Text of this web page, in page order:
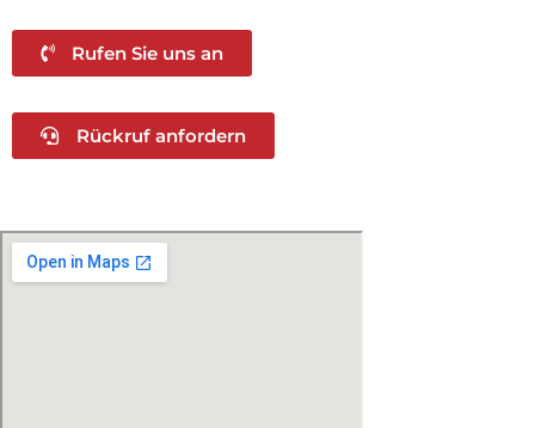
Rufen Sie uns an
Rückruf anfordern